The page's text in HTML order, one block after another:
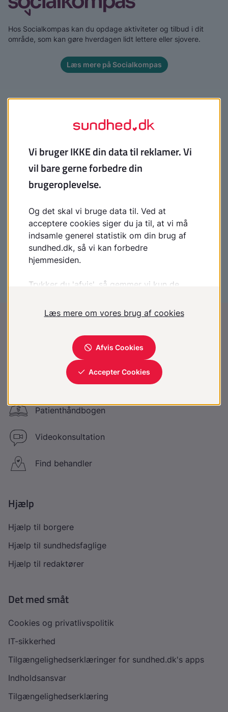
Hos Socialkompas kan du opdage aktiviteter og tilbud i dit
område, som kan gøre hverdagen lidt lettere eller sjovere.
Læs mere på Socialkompas
Specialsport hjælper børn og unge med særlige behov med at
finde den rigtige sport til at få en frivillig, der kan følge dig
trygt til og fra din fritidsaktivitet. Målet er, at du kan blive en
del af et fællesskab, hvor du trives og har det sjovt.
Læs mere på Specialsport